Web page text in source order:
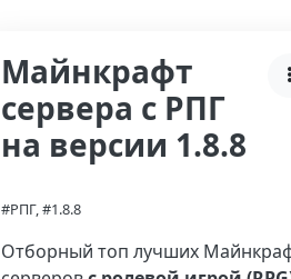
Майнкрафт
сервера с РПГ
на версии 1.8.8
#РПГ, #1.8.8
Отборный топ лучших